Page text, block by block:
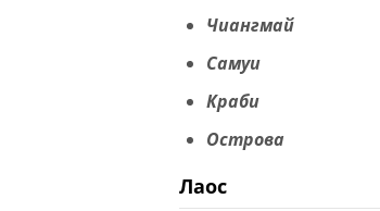
Чиангмай
Самуи
Краби
Острова
Лаос